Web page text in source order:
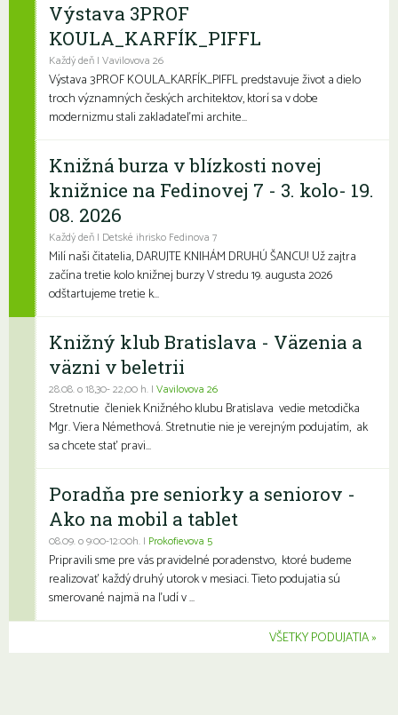
Výstava 3PROF
KOULA_KARFÍK_PIFFL
Každý deň | Vavilovova 26
Výstava 3PROF KOULA_KARFÍK_PIFFL predstavuje život a dielo
troch významných českých architektov, ktorí sa v dobe
modernizmu stali zakladateľmi archite...
Knižná burza v blízkosti novej
knižnice na Fedinovej 7 - 3. kolo- 19.
08. 2026
Každý deň | Detské ihrisko Fedinova 7
Milí naši čitatelia, DARUJTE KNIHÁM DRUHÚ ŠANCU! Už zajtra
začína tretie kolo knižnej burzy V stredu 19. augusta 2026
odštartujeme tretie k...
Knižný klub Bratislava - Väzenia a
väzni v beletrii
28.08. o 18,30- 22,00 h. | Vavilovova 26
Stretnutie členiek Knižného klubu Bratislava vedie metodička
Mgr. Viera Némethová. Stretnutie nie je verejným podujatím, ak
sa chcete stať pravi...
Poradňa pre seniorky a seniorov -
Ako na mobil a tablet
08.09. o 9:00-12:00h. | Prokofievova 5
Pripravili sme pre vás pravidelné poradenstvo, ktoré budeme
realizovať každý druhý utorok v mesiaci. Tieto podujatia sú
smerované najmä na ľudí v ...
VŠETKY PODUJATIA